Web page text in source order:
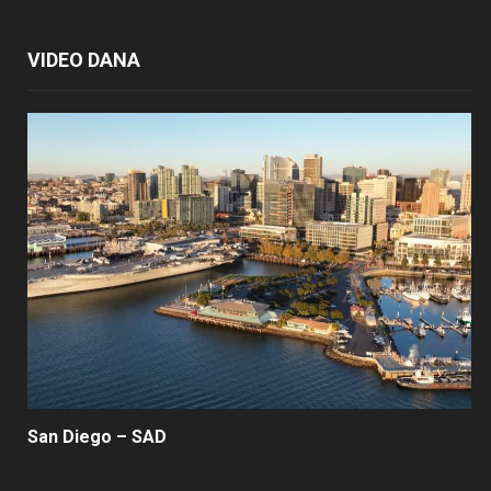
VIDEO DANA
San Diego – SAD